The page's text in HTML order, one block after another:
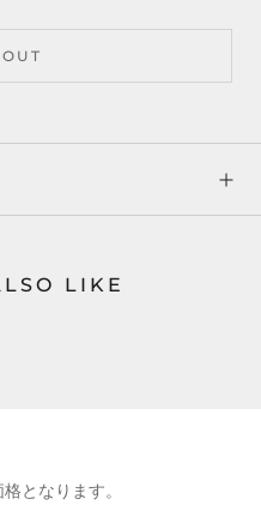
LIKE
となります。